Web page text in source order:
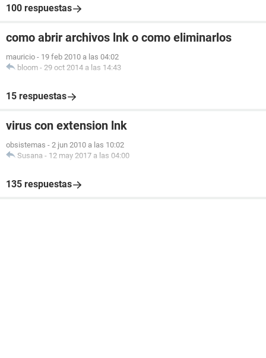
100 respuestas
como abrir archivos lnk o como eliminarlos
mauricio - 19 feb 2010 a las 04:02
bloom - 29 oct 2014 a las 14:43
15 respuestas
virus con extension lnk
obsistemas - 2 jun 2010 a las 10:02
Susana - 12 may 2017 a las 04:00
135 respuestas